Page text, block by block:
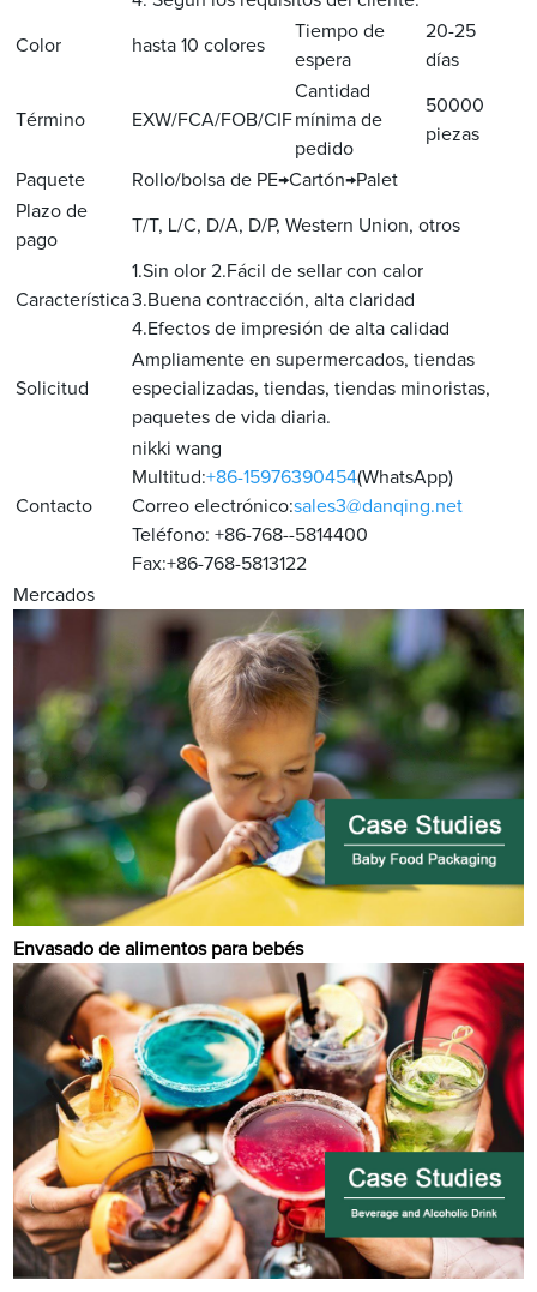
Color hasta 10 colores
Tiempo de
espera
20-25
días
Término EXW/FCA/FOB/CIF
Cantidad
mínima de
pedido
50000
piezas
Paquete
Rollo/bolsa de PE→Cartón→Palet
Plazo de
pago
T/T, L/C, D/A, D/P, Western Union, otros
Característica
1.Sin olor 2.Fácil de sellar con calor
3.Buena contracción, alta claridad
4.Efectos de impresión de alta calidad
Solicitud
Ampliamente en supermercados, tiendas
especializadas, tiendas, tiendas minoristas,
paquetes de vida diaria.
Contacto
nikki wang
Multitud:+86-15976390454(WhatsApp)
Correo electrónico:sales3@danqing.net
Teléfono: +86-768--5814400
Fax:+86-768-5813122
Mercados
Envasado de alimentos para bebés